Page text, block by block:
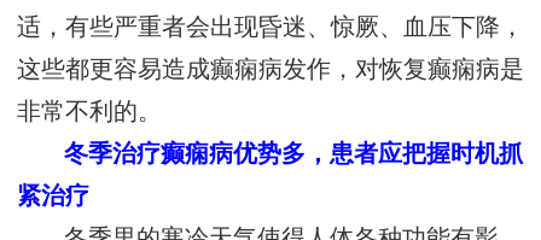
适，有些严重者会出现昏迷、惊厥、血压下降，
这些都更容易造成癫痫病发作，对恢复癫痫病是
非常不利的。
冬季治疗癫痫病优势多，患者应把握时机抓
紧治疗